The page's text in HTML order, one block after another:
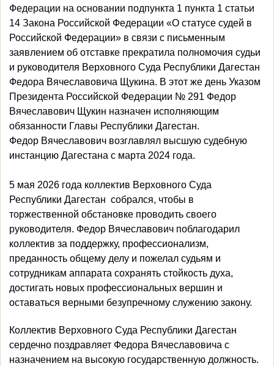
Федерации на основании подпункта 1 пункта 1 статьи
14 Закона Российской Федерации «О статусе судей в
Российской Федерации» в связи с письменным
заявлением об отставке прекратила полномочия судьи
и руководителя Верховного Суда Республики Дагестан
Федора Вячеславовича Щукина. В этот же день Указом
Президента Российской Федерации № 291 Федор
Вячеславович Щукин назначен исполняющим
обязанности Главы Республики Дагестан.
Федор Вячеславович возглавлял высшую судебную
инстанцию Дагестана с марта 2024 года.
5 мая 2026 года коллектив Верховного Суда
Республики Дагестан собрался, чтобы в
торжественной обстановке проводить своего
руководителя. Федор Вячеславович поблагодарил
коллектив за поддержку, профессионализм,
преданность общему делу и пожелал судьям и
сотрудникам аппарата сохранять стойкость духа,
достигать новых профессиональных вершин и
оставаться верными безупречному служению закону.
Коллектив Верховного Суда Республики Дагестан
сердечно поздравляет Федора Вячеславовича с
назначением на высокую государственную должность.